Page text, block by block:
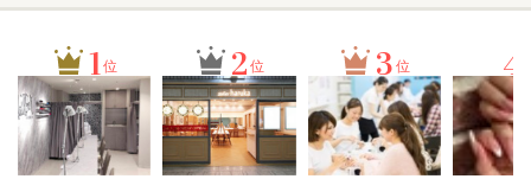
1位 2 位 3 位 4